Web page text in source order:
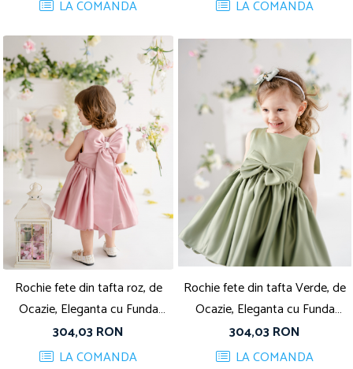
LA COMANDA
LA COMANDA
Rochie fete din tafta roz, de
Ocazie, Eleganta cu Funda
detașabilă, Charlotte
304,03 RON
LA COMANDA
Rochie fete din tafta Verde, de
Ocazie, Eleganta cu Funda
detașabilă, Charlotte
304,03 RON
LA COMANDA